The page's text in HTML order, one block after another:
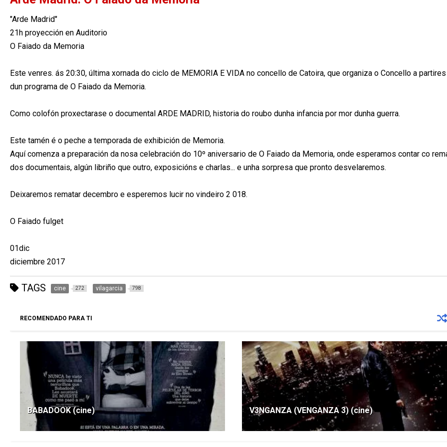
"Arde Madrid"
21h proyección en Auditorio
O Faiado da Memoria
Este venres. ás 20:30, última xornada do ciclo de MEMORIA E VIDA no concello de Catoira, que organiza o Concello a partires
dun programa de O Faiado da Memoria.
Como colofón proxectarase o documental ARDE MADRID, historia do roubo dunha infancia por mor dunha guerra.
Este tamén é o peche a temporada de exhibición de Memoria.
Aquí comenza a preparación da nosa celebración do 10º aniversario de O Faiado da Memoria, onde esperamos contar co
dos documentais, algún libriño que outro, exposicións e charlas... e unha sorpresa que pronto desvelaremos.
Deixaremos rematar decembro e esperemos lucir no vindeiro 2 018.
O Faiado fulget
01dic
diciembre 2017
TAGS cine 272 vilagarcia 798
RECOMENDADO PARA TI
BABADOOK (cine) V3NGANZA (VENGANZA 3) (cine)